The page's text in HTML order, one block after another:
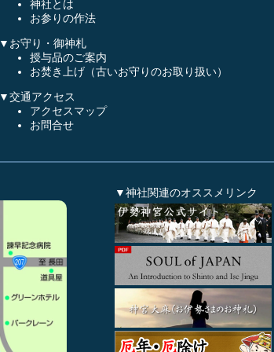
神社とは
お参りの作法
▼お守り・御神札
授与品のご案内
お焚き上げ（古いお守りのお取り扱い）
▼交通アクセス
アクセスマップ
お問合せ
▼神社関連のオススメリンク